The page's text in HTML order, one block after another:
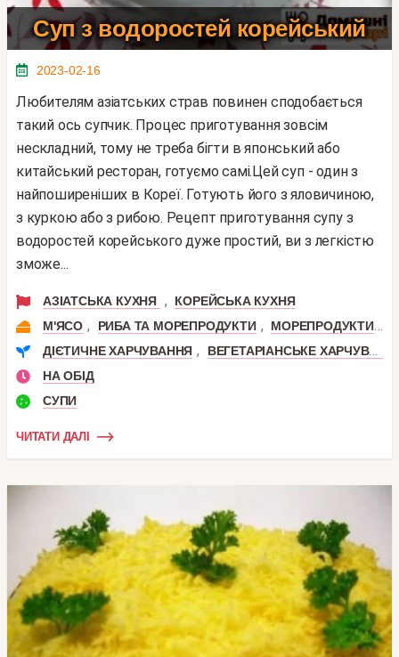
Суп з водоростей корейський
2023-02-16
Любителям азіатських страв повинен сподобається
такий ось супчик. Процес приготування зовсім
нескладний, тому не треба бігти в японський або
китайський ресторан, готуємо самі.Цей суп - один з
найпоширеніших в Кореї. Готують його з яловичиною,
з куркою або з рибою. Рецепт приготування супу з
водоростей корейського дуже простий, ви з легкістю
зможе...
АЗІАТСЬКА КУХНЯ ,
КОРЕЙСЬКА КУХНЯ
М'ЯСО , РИБА ТА МОРЕПРОДУКТИ , МОРЕПРОДУКТИ
ДІЄТИЧНЕ ХАРЧУВАННЯ ,
ВЕГЕТАРІАНСЬКЕ ХАРЧУВАННЯ
НА ОБІД
СУПИ
ЧИТАТИ ДАЛІ